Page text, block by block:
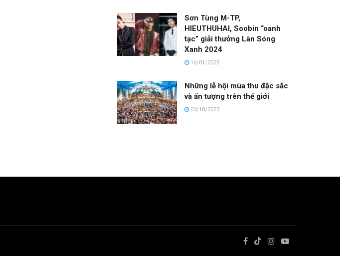
Sơn Tùng M-TP,
HIEUTHUHAI, Soobin “oanh
tạc” giải thưởng Làn Sóng
Xanh 2024
16/01/2025
Những lễ hội mùa thu đặc sắc
và ấn tượng trên thế giới
03/10/2023